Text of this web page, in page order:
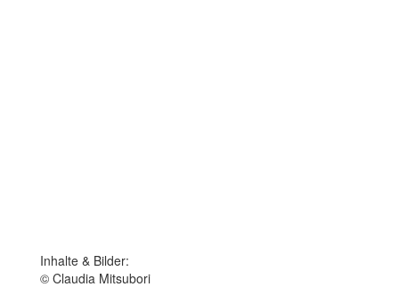
Inhalte & Bilder:
© Claudia Mitsubori